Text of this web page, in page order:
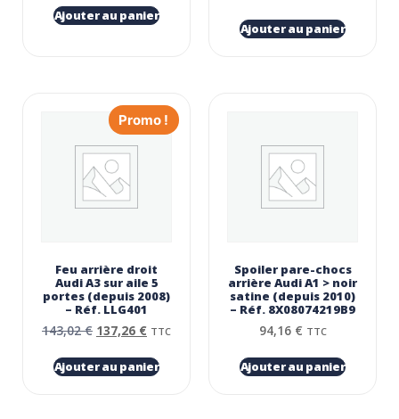
Ajouter au panier
Ajouter au panier
Promo !
Feu arrière droit
Audi A3 sur aile 5
portes (depuis 2008)
– Réf. LLG401
143,02€ 137,26 € TTC
Ajouter au panier
Spoiler pare-chocs
arrière Audi A1 > noir
satine (depuis 2010)
– Réf. 8X08074219B9
94,16 € TTC
Ajouter au panier